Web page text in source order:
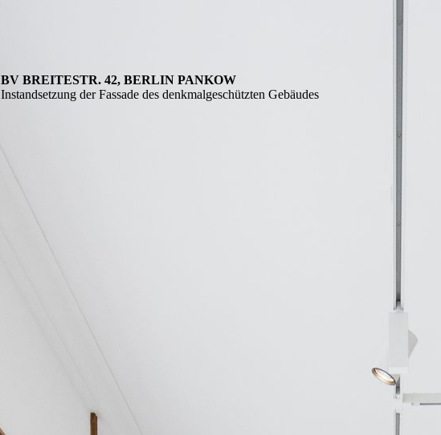
BV BREITESTR. 42, BERLIN PANKOW
Instandsetzung der Fassade des denkmalgeschützten Gebäudes